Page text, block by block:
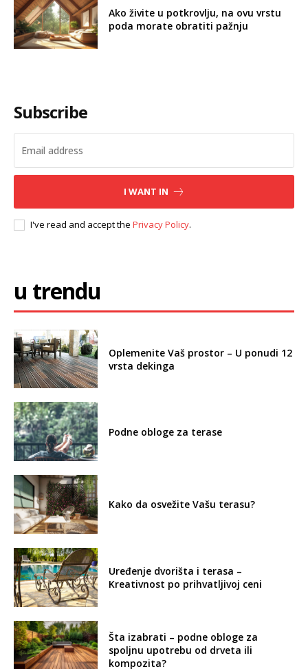
Ako živite u potkrovlju, na ovu vrstu
poda morate obratiti pažnju
Subscribe
I WANT IN
I've read and accept the Privacy Policy.
u trendu
Oplemenite Vaš prostor – U ponudi 12
vrsta dekinga
Podne obloge za terase
Kako da osvežite Vašu terasu?
Uređenje dvorišta i terasa –
Kreativnost po prihvatljivoj ceni
Šta izabrati – podne obloge za
spoljnu upotrebu od drveta ili
kompozita?